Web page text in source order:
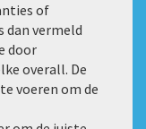
of
dan vermeld
door
overall. De
voeren om de